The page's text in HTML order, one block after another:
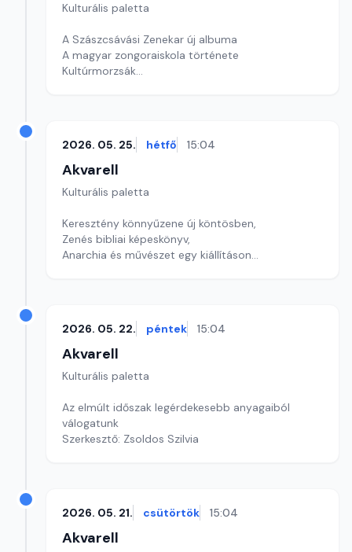
Kulturális paletta
A Szászcsávási Zenekar új albuma
A magyar zongoraiskola története
Kultúrmorzsák
2026. 05. 25. hétfő 15:04
Akvarell
Kulturális paletta
Keresztény könnyűzene új köntösben,
Zenés bibliai képeskönyv,
Anarchia és művészet egy kiállításon
2026. 05. 22. péntek 15:04
Akvarell
Kulturális paletta
Az elmúlt időszak legérdekesebb anyagaiból
válogatunk
Szerkesztő: Zsoldos Szilvia
2026. 05. 21. csütörtök 15:04
Akvarell